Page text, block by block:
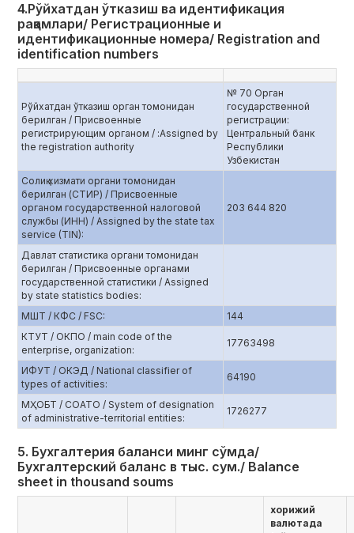
4.Рўйхатдан ўтказиш ва идентификация
рақамлари/ Регистрационные и
идентификационные номера/ Registration and
identification numbers
Рўйхатдан ўтказиш орган томонидан
берилган / Присвоенные
регистрирующим органом / :Assigned by
the registration authority
№ 70 Орган
государственной
регистрации:
Центральный банк
Республики
Узбекистан
Солиқ хизмати органи томонидан
берилган (СТИР) / Присвоенные
органом государственной налоговой
службы (ИНН) / Assigned by the state tax
service (TIN):
203 644 820
Давлат статистика органи томонидан
берилган / Присвоенные органами
государственной статистики / Assigned
by state statistics bodies:
МШТ / КФС / FSC:
144
КТУТ / ОКПО / main code of the
enterprise, organization:
17763498
ИФУТ / ОКЭД / National classifier of
types of activities:
64190
МҲОБТ / СОАТО / System of designation
of administrative-territorial entities:
1726277
5. Бухгалтерия баланси минг сўмда/
Бухгалтерский баланс в тыс. сум./ Balance
sheet in thousand soums
хорижий
валютада